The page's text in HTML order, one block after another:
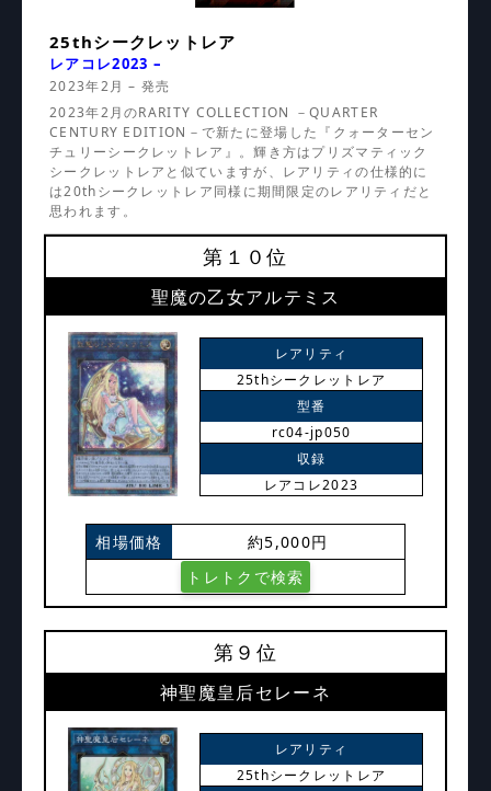
25thシークレットレア
レアコレ2023 –
2023年2月 – 発売
2023年2月のRARITY COLLECTION －QUARTER
CENTURY EDITION－で新たに登場した『クォーターセン
チュリーシークレットレア』。輝き方はプリズマティック
シークレットレアと似ていますが、レアリティの仕様的に
は20thシークレットレア同様に期間限定のレアリティだと
思われます。
第１０位
聖魔の乙女アルテミス
レアリティ
25thシークレットレア
型番
rc04-jp050
収録
レアコレ2023
相場価格
約5,000円
トレトクで検索
第９位
神聖魔皇后セレーネ
レアリティ
25thシークレットレア